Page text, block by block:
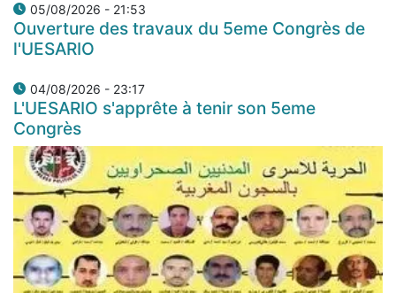
05/08/2026 - 21:53
Ouverture des travaux du 5eme Congrès de
l'UESARIO
04/08/2026 - 23:17
L'UESARIO s'apprête à tenir son 5eme
Congrès